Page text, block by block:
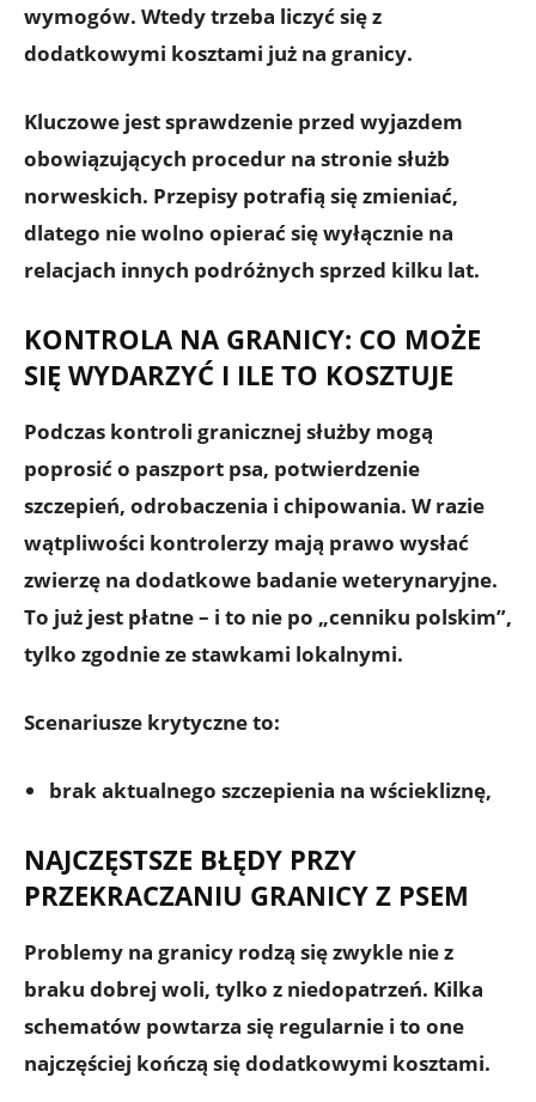
wymogów. Wtedy trzeba liczyć się z
dodatkowymi kosztami już na granicy.
Kluczowe jest sprawdzenie przed wyjazdem
obowiązujących procedur na stronie służb
norweskich. Przepisy potrafią się zmieniać,
dlatego nie wolno opierać się wyłącznie na
relacjach innych podróżnych sprzed kilku lat.
KONTROLA NA GRANICY: CO MOŻE
SIĘ WYDARZYĆ I ILE TO KOSZTUJE
Podczas kontroli granicznej służby mogą
poprosić o paszport psa, potwierdzenie
szczepień, odrobaczenia i chipowania. W razie
wątpliwości kontrolerzy mają prawo wysłać
zwierzę na dodatkowe badanie weterynaryjne.
To już jest płatne – i to nie po „cenniku polskim”,
tylko zgodnie ze stawkami lokalnymi.
Scenariusze krytyczne to:
brak aktualnego szczepienia na wściekliznę,
NAJCZĘSTSZE BŁĘDY PRZY
PRZEKRACZANIU GRANICY Z PSEM
Problemy na granicy rodzą się zwykle nie z
braku dobrej woli, tylko z niedopatrzeń. Kilka
schematów powtarza się regularnie i to one
najczęściej kończą się dodatkowymi kosztami.